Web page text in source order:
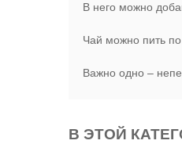
В него можно
Чай можно пить
Важно одно –
В ЭТОЙ